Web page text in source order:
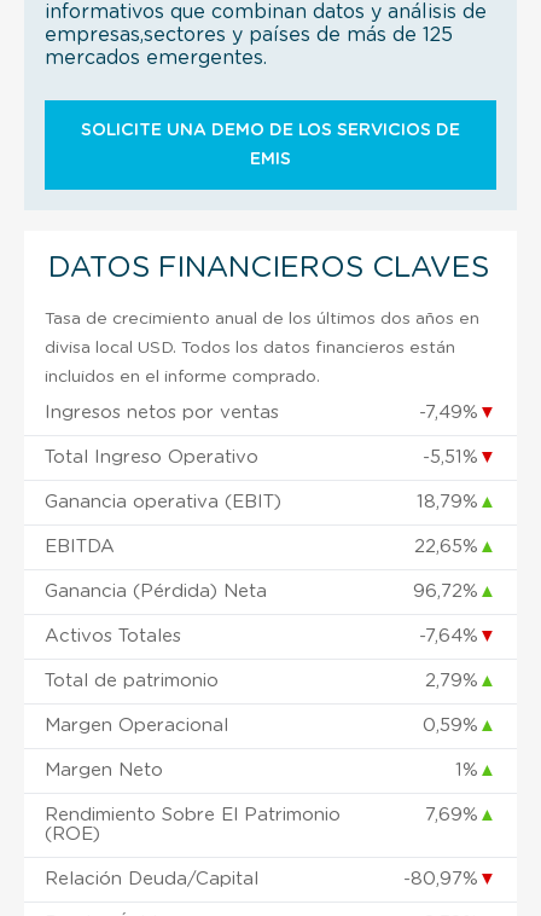
informativos que combinan datos y análisis de
empresas,sectores y países de más de 125
mercados emergentes.
SOLICITE UNA DEMO DE LOS SERVICIOS DE
EMIS
DATOS FINANCIEROS CLAVES
Tasa de crecimiento anual de los últimos dos años en
divisa local USD. Todos los datos financieros están
incluidos en el informe comprado.
Ingresos netos por ventas -7,49% ▼
Total Ingreso Operativo -5,51% ▼
Ganancia operativa (EBIT) 18,79% ▲
EBITDA 22,65% ▲
Ganancia (Pérdida) Neta 96,72% ▲
Activos Totales -7,64% ▼
Total de patrimonio 2,79% ▲
Margen Operacional 0,59% ▲
Margen Neto 1% ▲
Rendimiento Sobre El Patrimonio
(ROE)
7,69% ▲
Relación Deuda/Capital -80,97% ▼